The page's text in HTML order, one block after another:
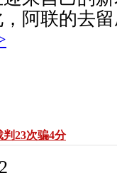
阿联的去
23次骗4分